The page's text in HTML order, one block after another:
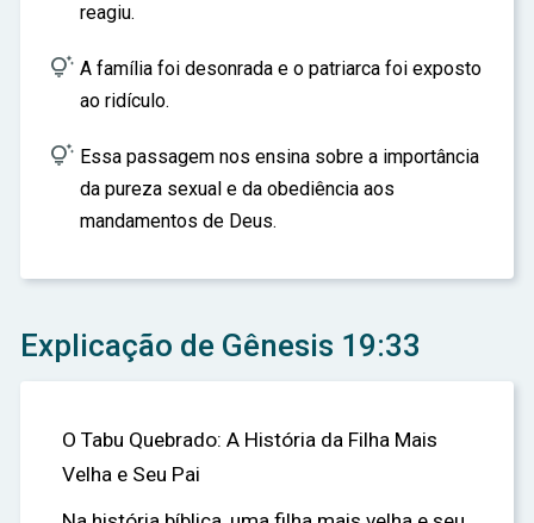
reagiu.
 A família foi desonrada e o patriarca foi exposto
ao ridículo.
 Essa passagem nos ensina sobre a importância
da pureza sexual e da obediência aos
mandamentos de Deus.
Explicação de Gênesis 19:33
O Tabu Quebrado: A História da Filha Mais
Velha e Seu Pai